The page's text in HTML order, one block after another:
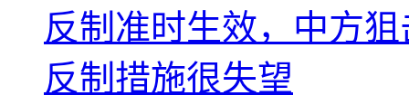
反制准时生效，中方
反制措施很失望